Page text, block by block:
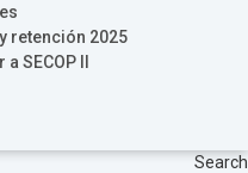
retención 2025
SECOP II
Search